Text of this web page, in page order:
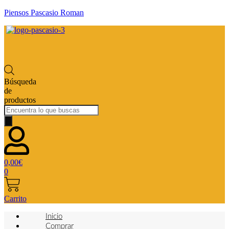
Piensos Pascasio Roman
Búsqueda
de
productos
0,00€
0
Carrito
Inicio
Comprar